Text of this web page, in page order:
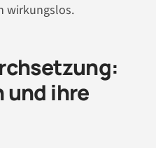
wirkungslos.
und ihre